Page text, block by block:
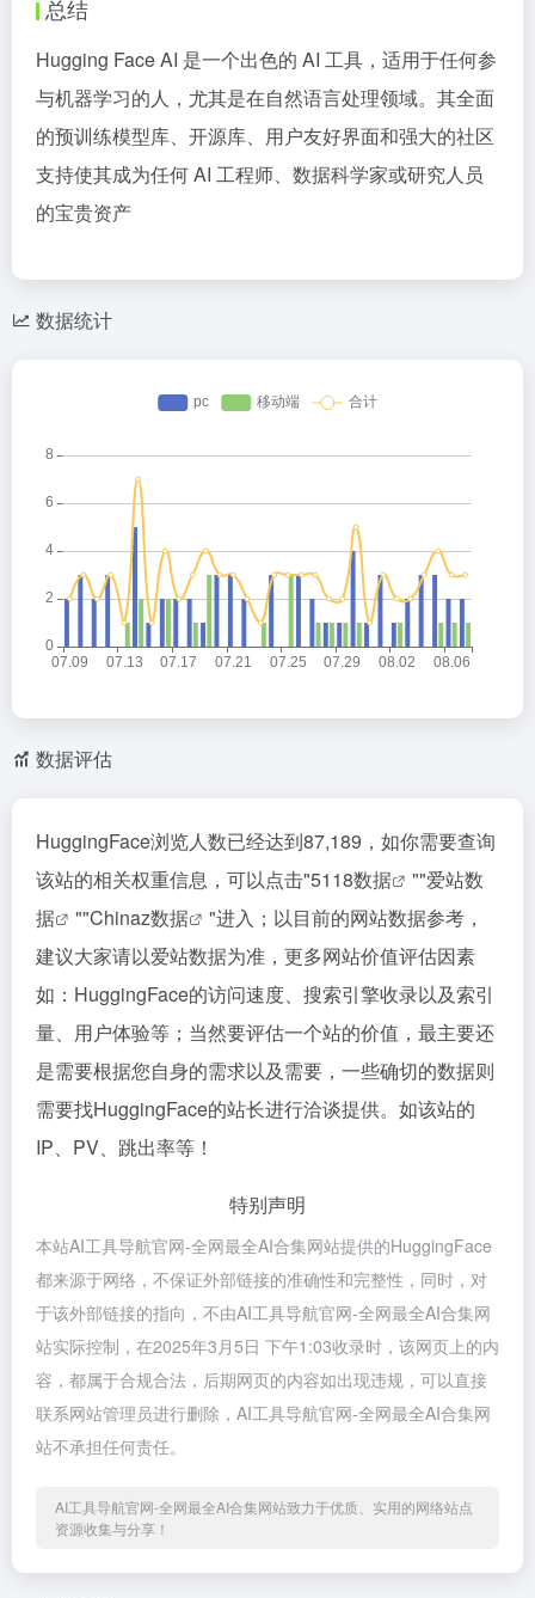
总结
Hugging Face AI 是一个出色的 AI 工具，适用于任何参
与机器学习的人，尤其是在自然语言处理领域。其全面
的预训练模型库、开源库、用户友好界面和强大的社区
支持使其成为任何 AI 工程师、数据科学家或研究人员
的宝贵资产
数据统计
数据评估
HuggingFace浏览人数已经达到87,189，如你需要查询
该站的相关权重信息，可以点击"5118数据 ""爱站数
据
""Chinaz数据
"进入；以目前的网站数据参考，
建议大家请以爱站数据为准，更多网站价值评估因素
如：HuggingFace的访问速度、搜索引擎收录以及索引
量、用户体验等；当然要评估一个站的价值，最主要还
是需要根据您自身的需求以及需要，一些确切的数据则
需要找HuggingFace的站长进行洽谈提供。如该站的
IP、PV、跳出率等！
特别声明
本站AI工具导航官网-全网最全AI合集网站提供的HuggingFace
都来源于网络，不保证外部链接的准确性和完整性，同时，对
于该外部链接的指向，不由AI工具导航官网-全网最全AI合集网
站实际控制，在2025年3月5日 下午1:03收录时，该网页上的内
容，都属于合规合法，后期网页的内容如出现违规，可以直接
联系网站管理员进行删除，AI工具导航官网-全网最全AI合集网
站不承担任何责任。
AI工具导航官网-全网最全AI合集网站致力于优质、实用的网络站点
资源收集与分享！